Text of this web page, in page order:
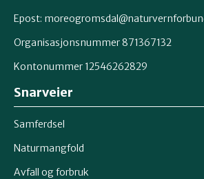
Epost:
Organisasjonsnummer 871367132
Kontonummer 12546262829
Snarveier
Samferdsel
Naturmangfold
Avfall og forbruk